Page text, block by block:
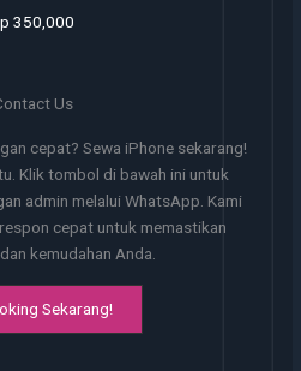
350,000
Us
cepat? Sewa iPhone sekarang!
Klik tombol di bawah ini untuk
admin melalui WhatsApp. Kami
cepat untuk memastikan
kemudahan Anda.
Sekarang!